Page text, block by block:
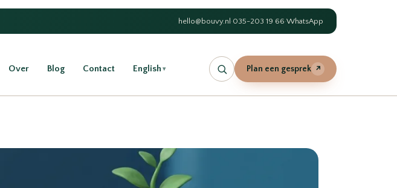
hello@bouvy.nl ·035-203 19 66·WhatsApp
Over Blog Contact English ▾ Plan een gesprek ↗